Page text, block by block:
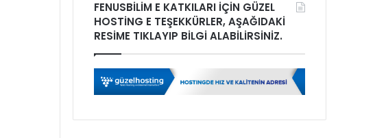
FENUSBİLİM E KATKILARI İÇİN GÜZEL
HOSTİNG E TEŞEKKÜRLER, AŞAĞIDAKİ
RESİME TIKLAYIP BİLGİ ALABİLİRSİNİZ.